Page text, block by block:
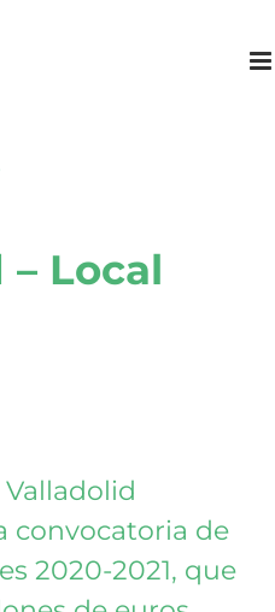
Local
convocatoria de
2020-2021, que